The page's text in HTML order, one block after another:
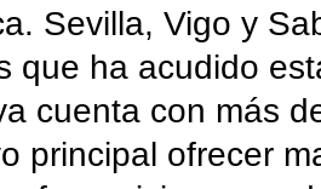
Sevilla, Vigo y
que ha acudido
cuenta con más
principal ofrecer